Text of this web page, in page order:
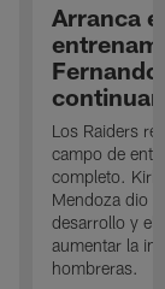
Arranca
Los Raiders
campo de
completo. Kirk
Mendoza dio
desarrollo y el
aumentar la
hombreras.